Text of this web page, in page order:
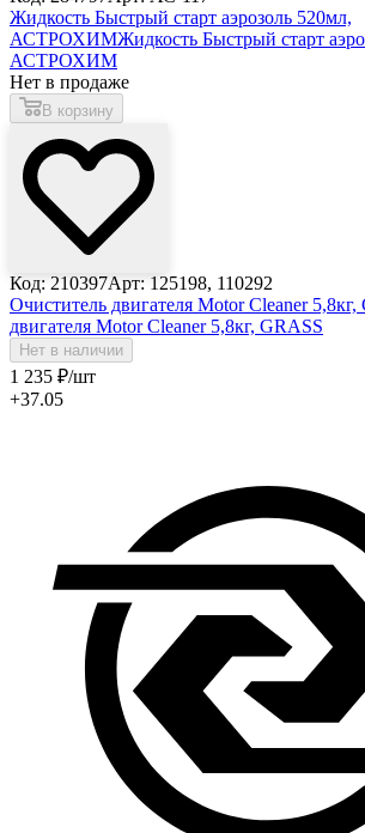
Жидкость Быстрый старт аэрозоль 520мл,
АСТРОХИМЖидкость Быстрый старт
АСТРОХИМ
Нет в продаже
В корзину
Код: 210397Арт: 125198, 110292
Очиститель двигателя Motor Cleaner 5,8кг,
двигателя Motor Cleaner 5,8кг, GRASS
Нет в наличии
1 235 ₽/шт
+37.05